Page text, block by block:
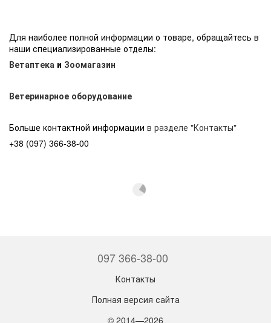
Для наиболее полной информации о товаре, обращайтесь в
наши специализированные отделы:
Ветаптека и Зоомагазин
Ветеринарное оборудование
Больше контактной информации в разделе "Контакты"
+38 (097) 366-38-00
097 366-38-00
Контакты
Полная версия сайта
© 2014—2026